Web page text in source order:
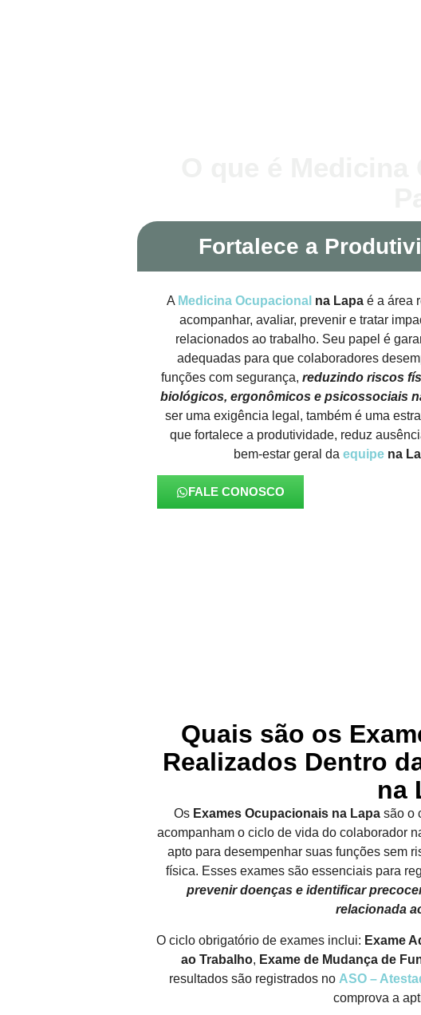
Fortalece a
A Medicina Ocupacional na Lapaé a área
acompanhar, avaliar, prevenir e tratar
relacionados ao trabalho. Seu papel é
adequadas para que colaboradores
funções com segurança, reduzindo riscos
biológicos, ergonômicos e psicossociais
ser uma exigência legal, também é uma
que fortalece a produtividade, reduz
bem-estar geral da equipe na
FALE CONOSCO
Quais são os
Realizados Dentro
na
Os Exames Ocupacionais na Lapa são o
acompanham o ciclo de vida do colaborador
apto para desempenhar suas funções sem
física. Esses exames são essenciais para
prevenir doenças e identificar
relacionada
O ciclo obrigatório de exames inclui: Exame
ao Trabalho, Exame de Mudança de
resultados são registrados no ASO –
comprova a